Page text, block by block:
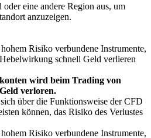
eine andere Region aus, um
anzuzeigen.
Risiko verbundene Instrumente,
schnell Geld verlieren
wird beim Trading von
verloren.
über die Funktionsweise der CFD
können, das Risiko des Verlustes
Risiko verbundene Instrumente,